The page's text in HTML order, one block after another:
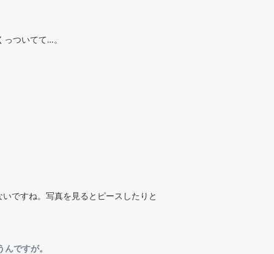
ついてて…。
ですね。写真を見るとピースしたりと
ですが。